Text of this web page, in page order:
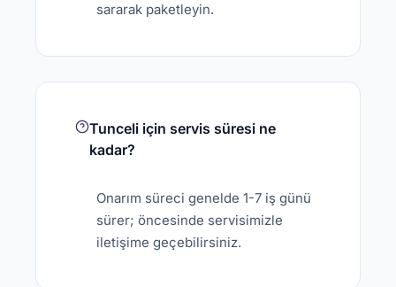
sararak paketleyin.
Tunceli için servis süresi ne
kadar?
Onarım süreci genelde 1-7 iş günü
sürer; öncesinde servisimizle
iletişime geçebilirsiniz.